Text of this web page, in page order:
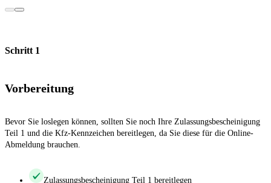
Schritt 1
Vorbereitung
Bevor Sie loslegen können, sollten Sie noch Ihre Zulassungsbescheinigung
Teil 1 und die Kfz-Kennzeichen bereitlegen, da Sie diese für die Online-
Abmeldung brauchen.
Zulassungsbescheinigung Teil 1 bereitlegen